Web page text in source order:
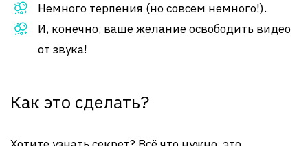
Немного терпения (но совсем немного!).
И, конечно, ваше желание освободить видео
от звука!
Как это сделать?